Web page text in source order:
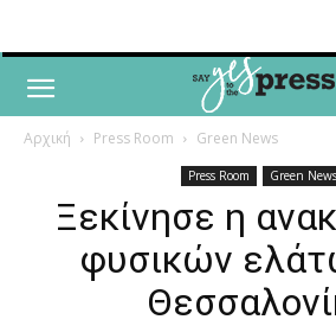
Αρχική Press Room Green News
Press Room Green News
Ξεκίνησε η
φυσικών